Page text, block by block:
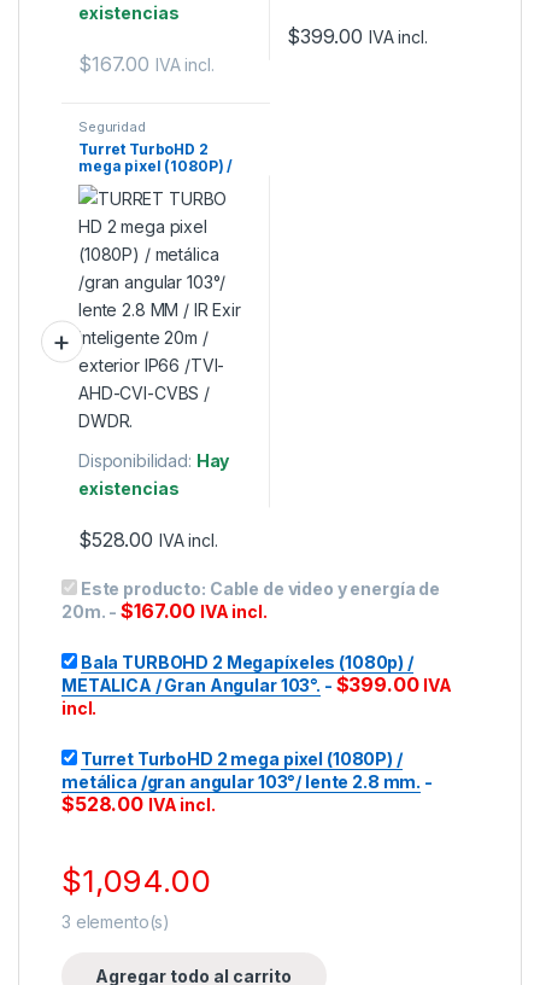
existencias
$167.00 IVA incl.
$399.00 IVA incl.
Seguridad
Turret TurboHD 2
mega pixel (1080P) /
metálica /gran angular
103°/ lente 2.8 mm.
Disponibilidad: Hay
existencias
$528.00 IVA incl.
Este producto: Cable de video y energía de
20m. -$167.00 IVA incl.
Bala TURBOHD 2 Megapíxeles (1080p) /
METALICA / Gran Angular 103°. - $399.00 IVA
incl.
Turret TurboHD 2 mega pixel (1080P) /
metálica /gran angular 103°/ lente 2.8 mm. -
$528.00 IVA incl.
$1,094.00
3 elemento(s)
Agregar todo al carrito